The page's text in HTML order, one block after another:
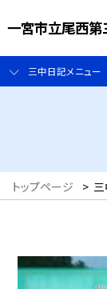
一宮市立尾西第
三中日記メニュー
トップページ >